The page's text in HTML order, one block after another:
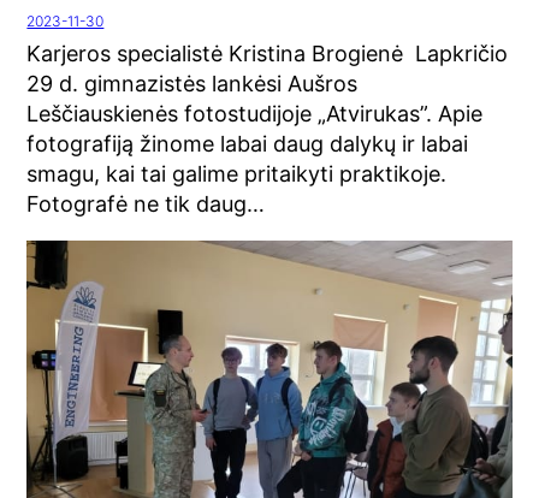
2023-11-30
Karjeros specialistė Kristina Brogienė Lapkričio
29 d. gimnazistės lankėsi Aušros
Leščiauskienės fotostudijoje „Atvirukas”. Apie
fotografiją žinome labai daug dalykų ir labai
smagu, kai tai galime pritaikyti praktikoje.
Fotografė ne tik daug…